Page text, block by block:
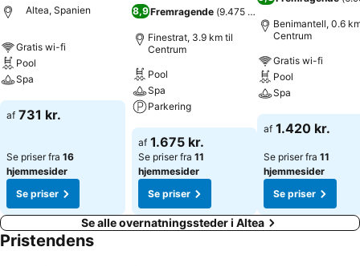
Altea, Spanien
Gratis wi-fi
Pool
Spa
Se priser
af 731 kr.
Se priser fra 16
hjemmesider
Se priser
8,9Fremragende (9.475 bedømmelser
Finestrat, 3.9 km til
Centrum
Pool
Spa
Parkering
Se priser
af 1.675 kr.
Se priser fra 11
hjemmesider
Se priser
Benimantell, 0.6
Centrum
Gratis wi-fi
Pool
Spa
Se priser
af 1.420 kr.
Se priser fra 11
hjemmesider
Se priser
Se alle overnatningssteder i Altea
Pristendens